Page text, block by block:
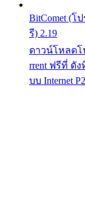
BitComet (โ
รี) 2.19
ดาวน์โหลดโ
rrent ฟรีที่ ดั
บบ Internet